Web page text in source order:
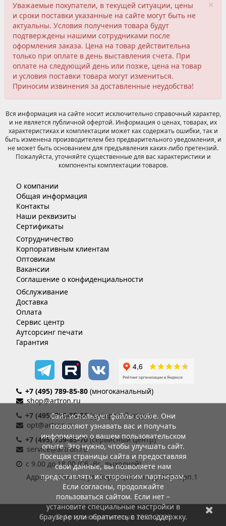
×
Уважаемые покупатели, в текущей ситуации, цены
и сроки поставки указанные на сайте могут быть не
актуальны. Условия получения товара будут
подтверждены нашими сотрудниками после
оформления заказа. Цена на товар действительна
только при оплате в день выставления счета. При
оплате на следующий день или позже, цена на товар
и условия поставки товара могут измениться.
Приносим извинения за доставленные неудобства!
Вся информация на сайте носит исключительно справочный характер,
и не является публичной офертой. Информация о ценах, товарах, их
характеристиках и комплектации может как содержать ошибки, так и
быть изменена производителем без предварительного уведомления, и
не может быть основанием для предъявления каких-либо претензий.
Пожалуйста, уточняйте существенные для вас характеристики и
компоненты комплектации товаров.
О компании
Общая информация
Контакты
Наши реквизиты
Сертификаты
Сотрудничество
Корпоративным клиентам
Оптовикам
Вакансии
Соглашение о конфиденциальности
Обслуживание
Доставка
Оплата
Сервис центр
Аутсорсинг печати
Гарантия
+7 (495) 789-85-80 (многоканальный)
shop@artron.ru
+7 (495) 789-85-86(дилерский отдел)
opt@artron.ru
+7 (495) 789-85-70 (сервисный центр)
service@artron.ru
с 9.00 до 18.00 (Сб.-Вс. выходной)
Адрес: г. Москва, ул. Воронцовская, д. 35Б корп.1
© Артрон компьютерс 2002-2026
Сайт использует файлы cookie. Они
позволяют узнавать вас и получать
информацию о вашем пользовательском
опыте. Это нужно, чтобы улучшать сайт.
Посещая страницы сайта и предоставляя
свои данные, вы позволяете нам
предоставлять их сторонним партнерам.
Если согласны, продолжайте
пользоваться сайтом. Если нет –
установите специальные настройки в
браузере или обратитесь в техподдержку.